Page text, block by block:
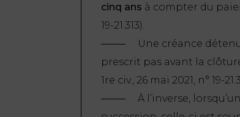
cinq ans à compter du
19-21.313).
Une créance
prescrit pas avant la
1re civ., 26 mai 2021, n° 19-
À l’inverse,